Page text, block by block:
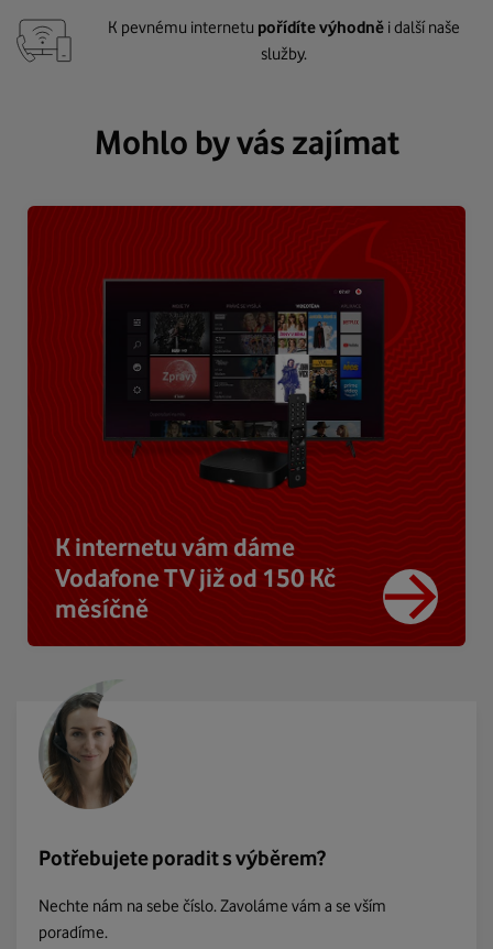
K pevnému internetu pořídíte výhodně i další naše
služby.
Mohlo by vás zajímat
K internetu vám dáme
Vodafone TV již od 150 Kč
měsíčně
Potřebujete poradit s výběrem?
Nechte nám na sebe číslo. Zavoláme vám a se vším
poradíme.